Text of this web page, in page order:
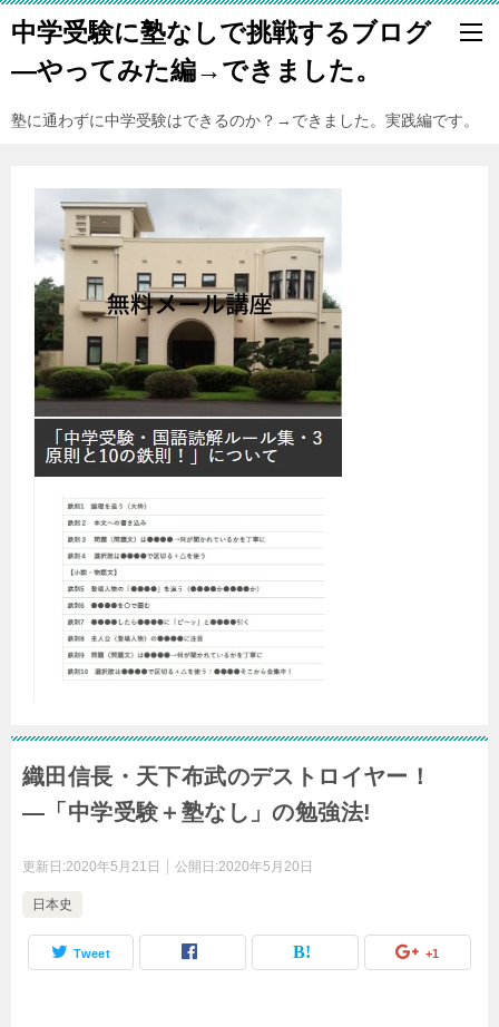
中学受験に塾なしで挑戦するブログ
―やってみた編→できました。
塾に通わずに中学受験はできるのか？→できました。実践編です。
織田信長・天下布武のデストロイヤー！
―「中学受験＋塾なし」の勉強法!
更新日:2020年5月21日 公開日:2020年5月20日
日本史
Tweet +1